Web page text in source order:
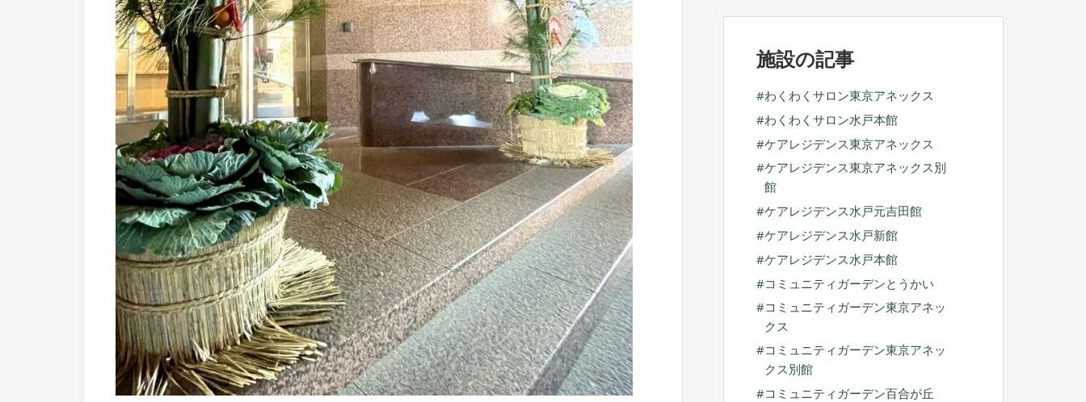
ブ
施設の記事
わくわくサロン東京アネックス
わくわくサロン水戸本館
ケアレジデンス東京アネックス
ケアレジデンス東京アネックス別
館
ケアレジデンス水戸元吉田館
ケアレジデンス水戸新館
ケアレジデンス水戸本館
コミュニティガーデンとうかい
コミュニティガーデン東京アネッ
クス
コミュニティガーデン東京アネッ
クス別館
コミュニティガーデン百合が丘